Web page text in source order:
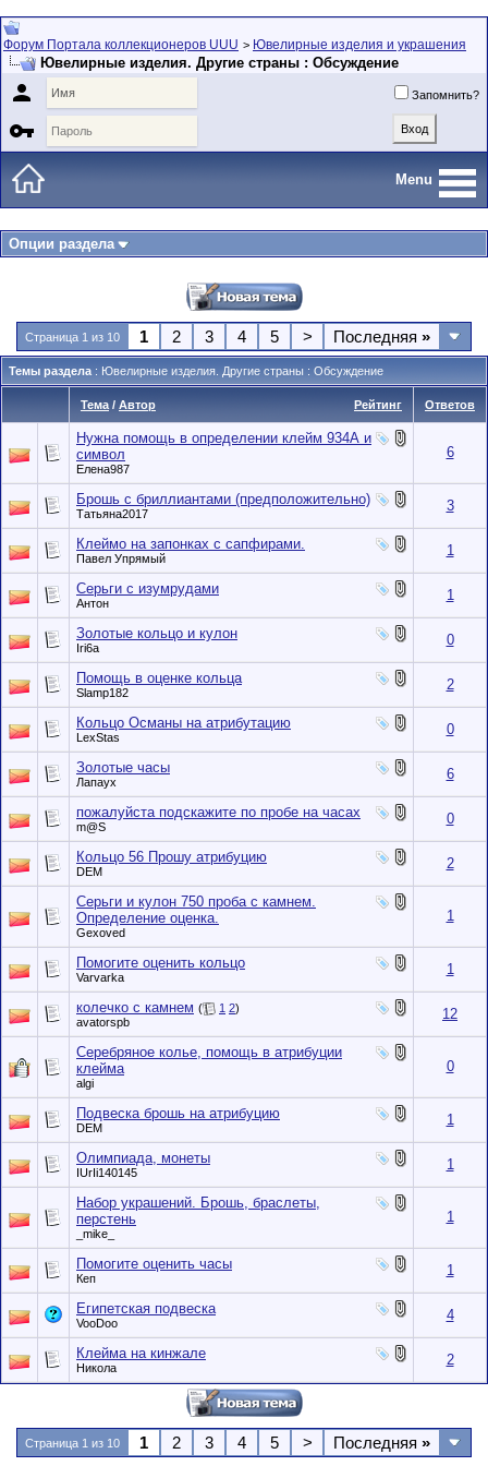
Форум Портала коллекционеров UUU > Ювелирные изделия и украшения
Ювелирные изделия. Другие страны : Обсуждение
 Запомнить?

Menu
Опции раздела
Страница 1 из 10 1 2 3 4 5 > Последняя »
Темы раздела : Ювелирные изделия. Другие страны : Обсуждение
Рейтинг
Тема / Автор Ответов
Нужна помощь в определении клейм 934А и
символ
Елена987
6
Брошь с бриллиантами (предположительно)
Татьяна2017 3
Клеймо на запонках с сапфирами.
Павел Упрямый 1
Серьги с изумрудами
Антон 1
Золотые кольцо и кулон
Iri6a 0
Помощь в оценке кольца
Slamp182 2
Кольцо Османы на атрибутацию
LexStas 0
Золотые часы
Лапаух 6
пожалуйста подскажите по пробе на часах
m@S 0
Кольцо 56 Прошу атрибуцию
DEM 2
Серьги и кулон 750 проба с камнем.
Определение оценка.
Gexoved
1
Помогите оценить кольцо
Varvarka 1
колечко с камнем ( 1 2)
avatorspb
12
Серебряное колье, помощь в атрибуции
клейма
algi
0
Подвеска брошь на атрибуцию
DEM 1
Олимпиада, монеты
IUrIi140145 1
Набор украшений. Брошь, браслеты,
перстень
_mike_
1
Помогите оценить часы
Кеп 1
Египетская подвеска
VooDoo 4
Клейма на кинжале
Никола 2
Страница 1 из 10 1 2 3 4 5 > Последняя »